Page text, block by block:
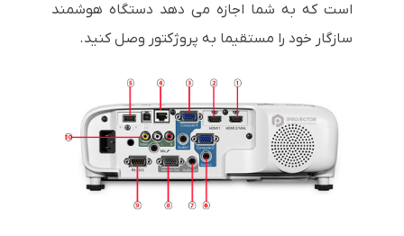
است که به شما اجازه می دهد دستگاه هوشمند
سازگار خود را مستقیما به پروژکتور وصل کنید.